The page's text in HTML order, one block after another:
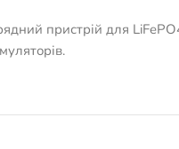
пристрій для